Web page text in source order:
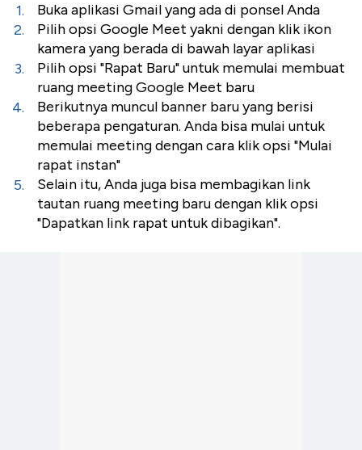
Buka aplikasi Gmail yang ada di ponsel Anda
Pilih opsi Google Meet yakni dengan klik ikon
kamera yang berada di bawah layar aplikasi
Pilih opsi "Rapat Baru" untuk memulai membuat
ruang meeting Google Meet baru
Berikutnya muncul banner baru yang berisi
beberapa pengaturan. Anda bisa mulai untuk
memulai meeting dengan cara klik opsi "Mulai
rapat instan"
Selain itu, Anda juga bisa membagikan link
tautan ruang meeting baru dengan klik opsi
"Dapatkan link rapat untuk dibagikan".